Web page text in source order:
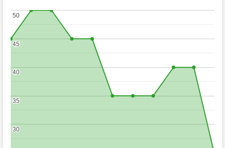
30
30
35
35
40
40
45
45
50
50